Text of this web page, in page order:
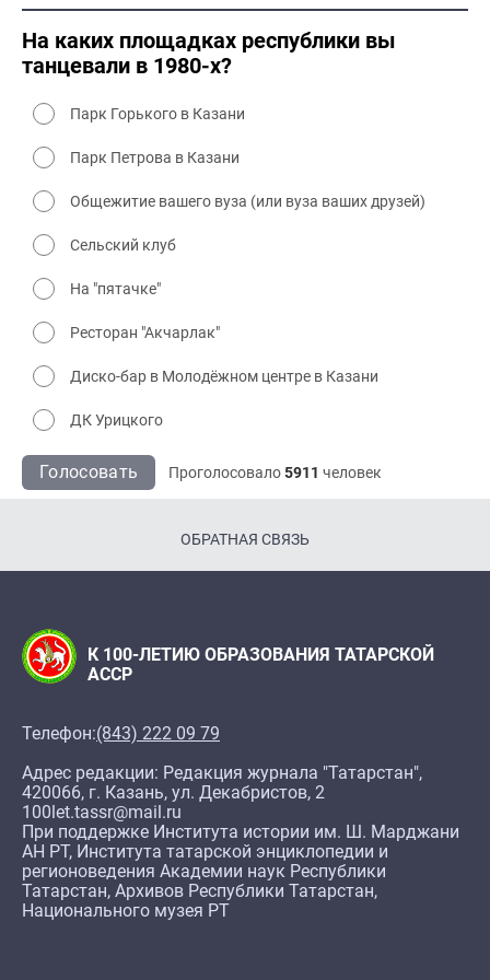
2000 культура
На каких площадках республики вы
танцевали в 1980-х?
Парк Горького в Казани
Парк Петрова в Казани
Общежитие вашего вуза (или вуза ваших друзей)
Сельский клуб
На "пятачке"
Ресторан "Акчарлак"
Диско-бар в Молодёжном центре в Казани
ДК Урицкого
Голосовать Проголосовало5911 человек
ОБРАТНАЯ СВЯЗЬ
К 100-ЛЕТИЮ ОБРАЗОВАНИЯ ТАТАРСКОЙ
АССР
Телефон:(843) 222 09 79
Адрес редакции: Редакция журнала "Татарстан",
420066, г. Казань, ул. Декабристов, 2
100let.tassr@mail.ru
При поддержке Института истории им. Ш. Марджани
АН РТ, Института татарской энциклопедии и
регионоведения Академии наук Республики
Татарстан, Архивов Республики Татарстан,
Национального музея РТ